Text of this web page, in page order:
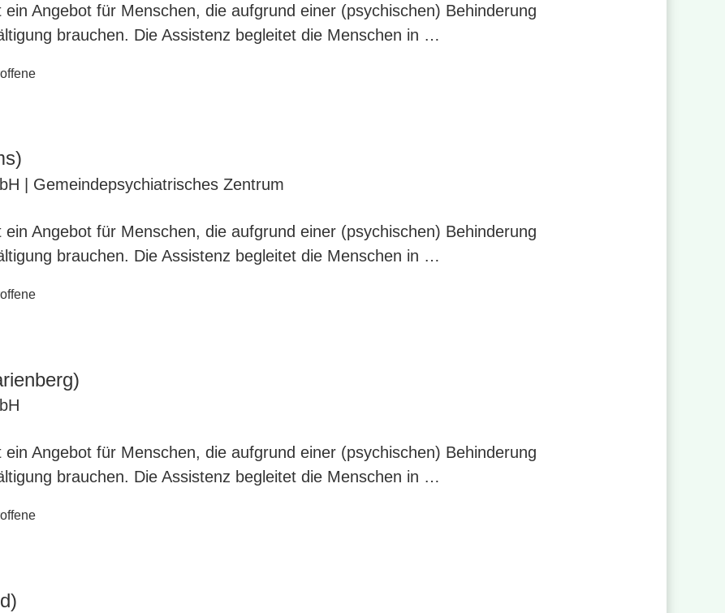
ein Angebot für Menschen, die aufgrund einer (psychischen) Behinderung
brauchen. Die Assistenz begleitet die Menschen in …
| Gemeindepsychiatrisches Zentrum
ein Angebot für Menschen, die aufgrund einer (psychischen) Behinderung
brauchen. Die Assistenz begleitet die Menschen in …
ein Angebot für Menschen, die aufgrund einer (psychischen) Behinderung
brauchen. Die Assistenz begleitet die Menschen in …